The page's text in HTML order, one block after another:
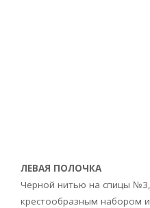
ЛЕВАЯ ПОЛОЧКА
Черной нитью на спицы
крестообразным набором и